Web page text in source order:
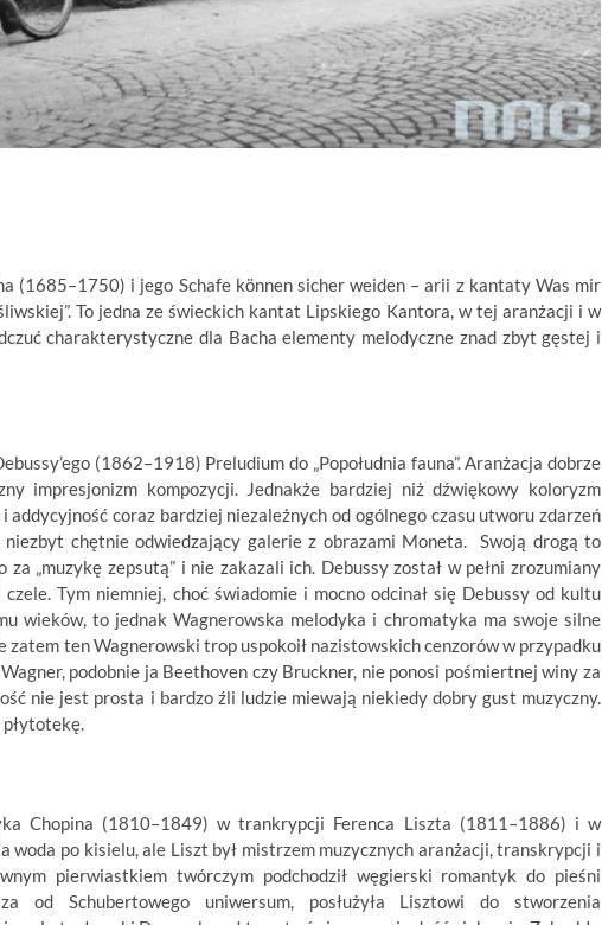
(1685–1750) i jego Schafe können sicher weiden – arii z kantaty Was mir
To jedna ze świeckich kantat Lipskiego Kantora, w tej aranżacji i w
charakterystyczne dla Bacha elementy melodyczne znad zbyt gęstej i
(1862–1918) Preludium do „Popołudnia fauna”. Aranżacja dobrze
impresjonizm kompozycji. Jednakże bardziej niż dźwiękowy koloryzm
coraz bardziej niezależnych od ogólnego czasu utworu zdarzeń
chętnie odwiedzający galerie z obrazami Moneta. Swoją drogą to
za „muzykę zepsutą” i nie zakazali ich. Debussy został w pełni zrozumiany
Tym niemniej, choć świadomie i mocno odcinał się Debussy od kultu
wieków, to jednak Wagnerowska melodyka i chromatyka ma swoje silne
zatem ten Wagnerowski trop uspokoił nazistowskich cenzorów w przypadku
podobnie ja Beethoven czy Bruckner, nie ponosi pośmiertnej winy za
nie jest prosta i bardzo źli ludzie miewają niekiedy dobry gust muzyczny.
Chopina (1810–1849) w trankrypcji Ferenca Liszta (1811–1886) i w
woda po kisielu, ale Liszt był mistrzem muzycznych aranżacji, transkrypcji i
pierwiastkiem twórczym podchodził węgierski romantyk do pieśni
od Schubertowego uniwersum, posłużyła Lisztowi do stworzenia